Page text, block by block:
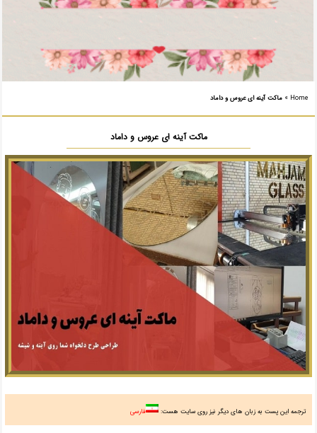
Home
» ماکت آینه ای عروس و داماد
ماکت آینه ای عروس و داماد
ترجمه این پست به زبان های دیگر نیز روی سایت هست: فارسی